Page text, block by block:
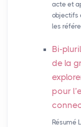
acte et
objectifs
les
Bi-
de la
pour
Résumé